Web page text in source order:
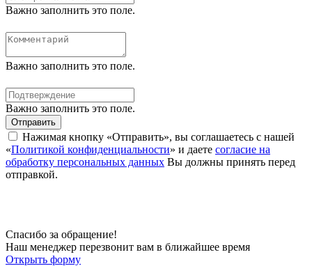
Важно заполнить это поле.
Важно заполнить это поле.
Важно заполнить это поле.
Отправить
Нажимая кнопку «Отправить», вы соглашаетесь с нашей
«Политикой конфиденциальности» и даете согласие на
обработку персональных данных Вы должны принять перед
отправкой.
Спасибо за обращение!
Наш менеджер перезвонит вам в ближайшее время
Открыть форму